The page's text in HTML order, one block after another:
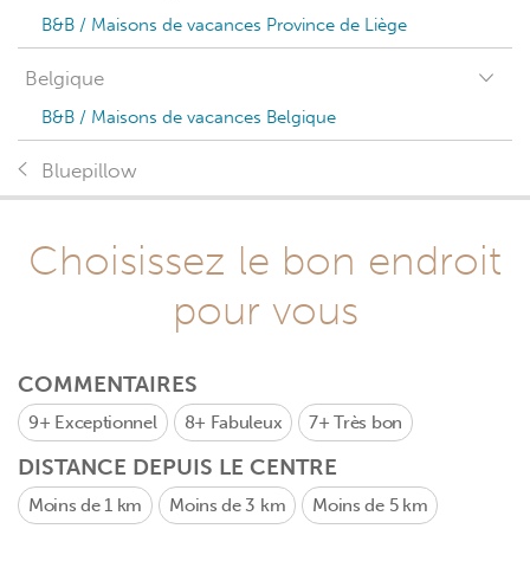
B&B / Maisons de vacances Province de Liège
Belgique
B&B / Maisons de vacances Belgique
Bluepillow
Choisissez le bon endroit
pour vous
COMMENTAIRES
9+ Exceptionnel 8+ Fabuleux 7+Très bon
DISTANCE DEPUIS LE CENTRE
Moins de 1 km Moins de 3 km Moins de 5 km